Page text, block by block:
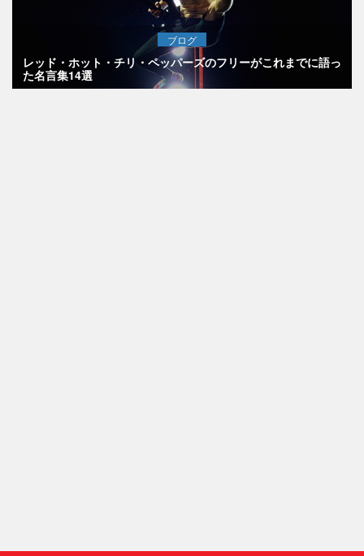
ブログ
レッド・ホット・チリ・ペッパーズのフリーがこれまでに語っ
た名言集14選